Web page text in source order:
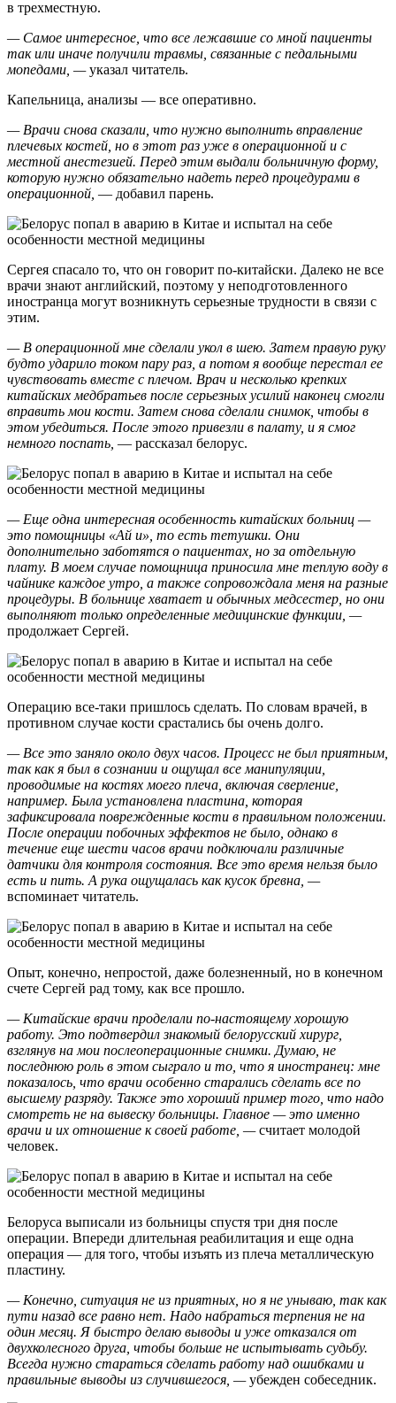
в трехместную.
— Самое интересное, что все лежавшие со мной пациенты
так или иначе получили травмы, связанные с педальными
мопедами, —указал читатель.
Капельница, анализы — все оперативно.
— Врачи снова сказали, что нужно выполнить вправление
плечевых костей, но в этот раз уже в операционной и с
местной анестезией. Перед этим выдали больничную форму,
которую нужно обязательно надеть перед процедурами в
операционной, — добавил парень.
Сергея спасало то, что он говорит по-китайски. Далеко не все
врачи знают английский, поэтому у неподготовленного
иностранца могут возникнуть серьезные трудности в связи с
этим.
— В операционной мне сделали укол в шею. Затем правую руку
будто ударило током пару раз, а потом я вообще перестал ее
чувствовать вместе с плечом. Врач и несколько крепких
китайских медбратьев после серьезных усилий наконец смогли
вправить мои кости. Затем снова сделали снимок, чтобы в
этом убедиться. После этого привезли в палату, и я смог
немного поспать, — рассказал белорус.
— Еще одна интересная особенность китайских больниц —
это помощницы «Ай и», то есть тетушки. Они
дополнительно заботятся о пациентах, но за отдельную
плату. В моем случае помощница приносила мне теплую воду в
чайнике каждое утро, а также сопровождала меня на разные
процедуры. В больнице хватает и обычных медсестер, но они
выполняют только определенные медицинские функции, —
продолжает Сергей.
Операцию все-таки пришлось сделать. По словам врачей, в
противном случае кости срастались бы очень долго.
— Все это заняло около двух часов. Процесс не был приятным,
так как я был в сознании и ощущал все манипуляции,
проводимые на костях моего плеча, включая сверление,
например. Была установлена пластина, которая
зафиксировала поврежденные кости в правильном положении.
После операции побочных эффектов не было, однако в
течение еще шести часов врачи подключали различные
датчики для контроля состояния. Все это время нельзя было
есть и пить. А рука ощущалась как кусок бревна, —
вспоминает читатель.
Опыт, конечно, непростой, даже болезненный, но в конечном
счете Сергей рад тому, как все прошло.
— Китайские врачи проделали по-настоящему хорошую
работу. Это подтвердил знакомый белорусский хирург,
взглянув на мои послеоперационные снимки. Думаю, не
последнюю роль в этом сыграло и то, что я иностранец: мне
показалось, что врачи особенно старались сделать все по
высшему разряду. Также это хороший пример того, что надо
смотреть не на вывеску больницы. Главное — это именно
врачи и их отношение к своей работе, —считает молодой
человек.
Белоруса выписали из больницы спустя три дня после
операции. Впереди длительная реабилитация и еще одна
операция — для того, чтобы изъять из плеча металлическую
пластину.
— Конечно, ситуация не из приятных, но я не унываю, так как
пути назад все равно нет. Надо набраться терпения не на
один месяц. Я быстро делаю выводы и уже отказался от
двухколесного друга, чтобы больше не испытывать судьбу.
Всегда нужно стараться сделать работу над ошибками и
правильные выводы из случившегося, —убежден собеседник.